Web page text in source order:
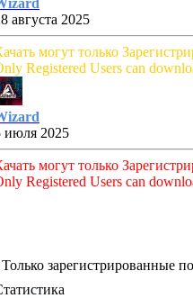
августа 2025
могут только
Registered Users can
июля 2025
могут только
Registered Users can
Только зарегистрированные